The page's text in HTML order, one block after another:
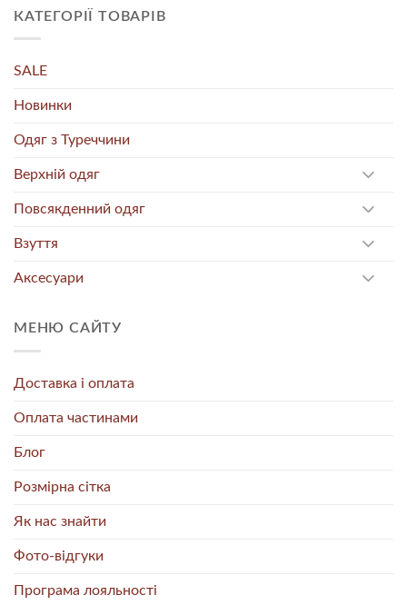
КАТЕГОРІЇ ТОВАРІВ
SALE
Новинки
Одяг з Туреччини
Верхній одяг
Повсякденний одяг
Взуття
Аксесуари
МЕНЮ САЙТУ
Доставка і оплата
Оплата частинами
Блог
Розмірна сітка
Як нас знайти
Фото-відгуки
Програма лояльності